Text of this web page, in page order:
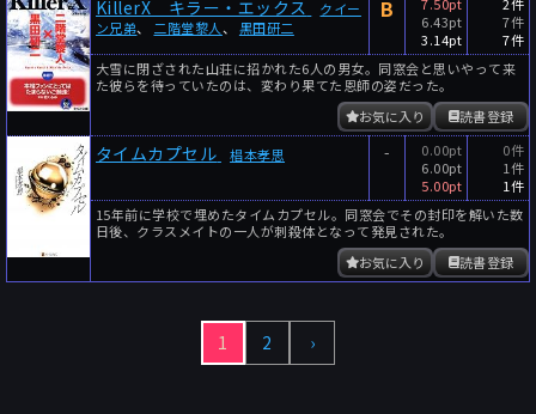
KillerX キラー・エックス
クイー
ン兄弟、 二階堂黎人、 黒田研二
B
6.43pt
3.14pt
7件
7件
大雪に閉ざされた山荘に招かれた6人の男女。同窓会と思いやって来
た彼らを待っていたのは、変わり果てた恩師の姿だった。
読書登録
お気に入り
タイムカプセル 椙本孝思 -
0.00pt
6.00pt
5.00pt
0件
1件
1件
15年前に学校で埋めたタイムカプセル。同窓会でその封印を解いた数
日後、クラスメイトの一人が刺殺体となって発見された。
読書登録
お気に入り
1 2 ›